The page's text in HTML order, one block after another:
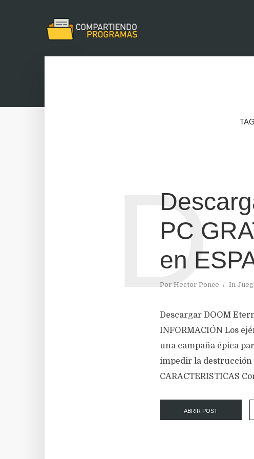
TAG
PC
en
Por Hector Ponce In
D
Descargar DOOM
INFORMACIÓN Los
una campaña épica
impedir la destrucción
CARACTERISTICAS
ABRIR POST